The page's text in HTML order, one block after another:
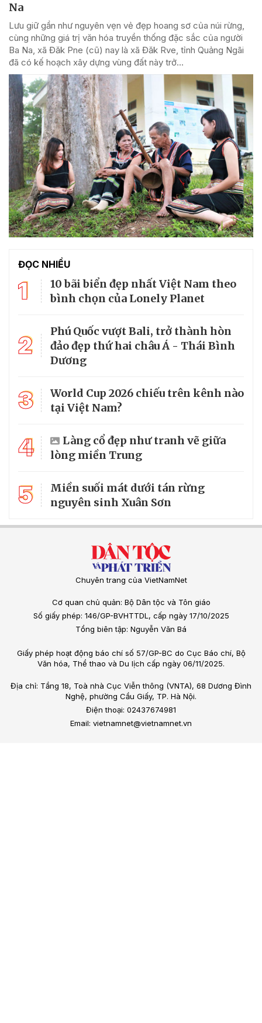
Na
Lưu giữ gần như nguyên vẹn vẻ đẹp hoang sơ của núi rừng,
cùng những giá trị văn hóa truyền thống đặc sắc của người
Ba Na, xã Đăk Pne (cũ) nay là xã Đăk Rve, tỉnh Quảng Ngãi
đã có kế hoạch xây dựng vùng đất này trở...
ĐỌC NHIỀU
1
10 bãi biển đẹp nhất Việt Nam theo
bình chọn của Lonely Planet
2
Phú Quốc vượt Bali, trở thành hòn
đảo đẹp thứ hai châu Á - Thái Bình
Dương
3
World Cup 2026 chiếu trên kênh nào
tại Việt Nam?
4
Làng cổ đẹp như tranh vẽ giữa
lòng miền Trung
5
Miền suối mát dưới tán rừng
nguyên sinh Xuân Sơn
Chuyên trang của VietNamNet
Cơ quan chủ quản: Bộ Dân tộc và Tôn giáo
Số giấy phép: 146/GP-BVHTTDL, cấp ngày 17/10/2025
Tổng biên tập: Nguyễn Văn Bá
Giấy phép hoạt động báo chí số 57/GP-BC do Cục Báo chí, Bộ
Văn hóa, Thể thao và Du lịch cấp ngày 06/11/2025.
Địa chỉ: Tầng 18, Toà nhà Cục Viễn thông (VNTA), 68 Dương Đình
Nghệ, phường Cầu Giấy, TP. Hà Nội.
Điện thoại: 02437674981
Email: vietnamnet@vietnamnet.vn